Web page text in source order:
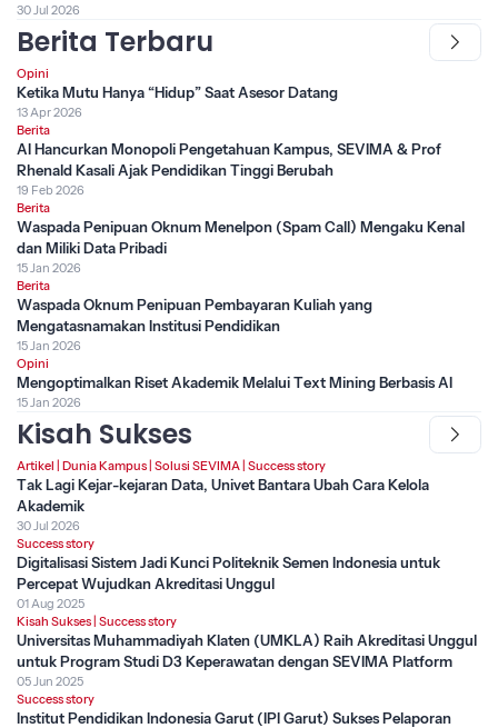
30 Jul 2026
Berita Terbaru
Opini
Ketika Mutu Hanya “Hidup” Saat Asesor Datang
13 Apr 2026
Berita
AI Hancurkan Monopoli Pengetahuan Kampus, SEVIMA & Prof
Rhenald Kasali Ajak Pendidikan Tinggi Berubah
19 Feb 2026
Berita
Waspada Penipuan Oknum Menelpon (Spam Call) Mengaku Kenal
dan Miliki Data Pribadi
15 Jan 2026
Berita
Waspada Oknum Penipuan Pembayaran Kuliah yang
Mengatasnamakan Institusi Pendidikan
15 Jan 2026
Opini
Mengoptimalkan Riset Akademik Melalui Text Mining Berbasis AI
15 Jan 2026
Kisah Sukses
Artikel | Dunia Kampus | Solusi SEVIMA | Success story
Tak Lagi Kejar-kejaran Data, Univet Bantara Ubah Cara Kelola
Akademik
30 Jul 2026
Success story
Digitalisasi Sistem Jadi Kunci Politeknik Semen Indonesia untuk
Percepat Wujudkan Akreditasi Unggul
01 Aug 2025
Kisah Sukses | Success story
Universitas Muhammadiyah Klaten (UMKLA) Raih Akreditasi Unggul
untuk Program Studi D3 Keperawatan dengan SEVIMA Platform
05 Jun 2025
Success story
Institut Pendidikan Indonesia Garut (IPI Garut) Sukses Pelaporan